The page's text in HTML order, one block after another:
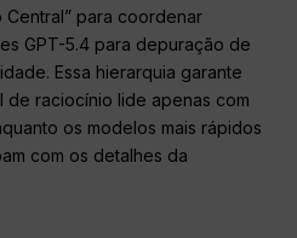
Central” para coordenar
GPT-5.4 para depuração de
Essa hierarquia garante
raciocínio lide apenas com
os modelos mais rápidos
com os detalhes da